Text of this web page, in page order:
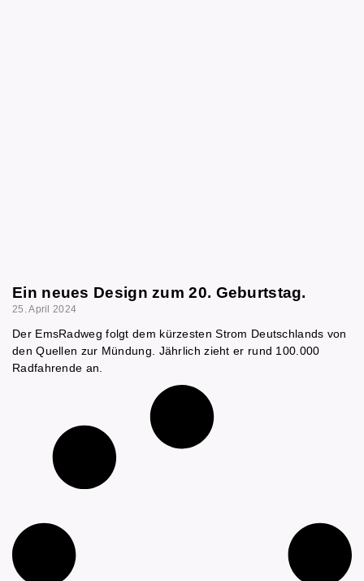
Ein neues Design zum 20. Geburtstag.
25. April 2024
Der EmsRadweg folgt dem kürzesten Strom Deutschlands von
den Quellen zur Mündung. Jährlich zieht er rund 100.000
Radfahrende an.